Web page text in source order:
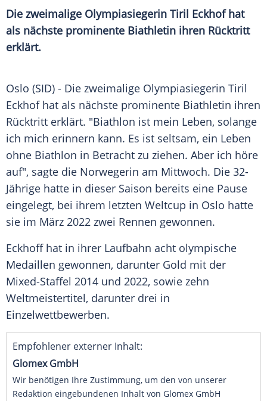
Die zweimalige Olympiasiegerin Tiril Eckhof hat
als nächste prominente Biathletin ihren Rücktritt
erklärt.
Oslo (SID) - Die zweimalige Olympiasiegerin Tiril
Eckhof hat als nächste prominente Biathletin ihren
Rücktritt erklärt. "Biathlon ist mein Leben, solange
ich mich erinnern kann. Es ist seltsam, ein Leben
ohne Biathlon in Betracht zu ziehen. Aber ich höre
auf", sagte die Norwegerin am Mittwoch. Die 32-
Jährige hatte in dieser Saison bereits eine Pause
eingelegt, bei ihrem letzten Weltcup in Oslo hatte
sie im März 2022 zwei Rennen gewonnen.
Eckhoff hat in ihrer Laufbahn acht olympische
Medaillen gewonnen, darunter Gold mit der
Mixed-Staffel 2014 und 2022, sowie zehn
Weltmeistertitel, darunter drei in
Einzelwettbewerben.
Empfohlener externer Inhalt:
Glomex GmbH
Wir benötigen Ihre Zustimmung, um den von unserer
Redaktion eingebundenen Inhalt von Glomex GmbH